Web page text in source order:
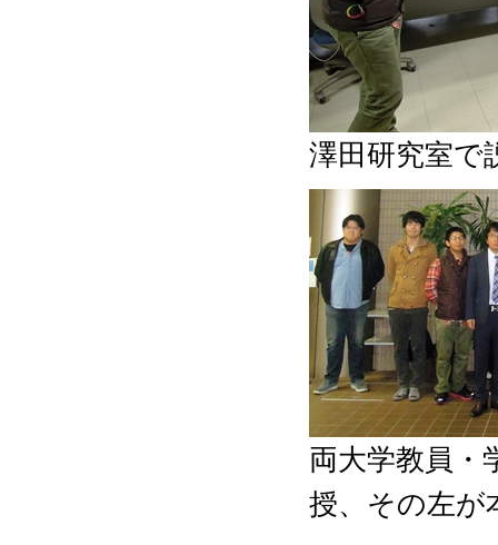
澤田研究室で
両大学教員・
授、その左が